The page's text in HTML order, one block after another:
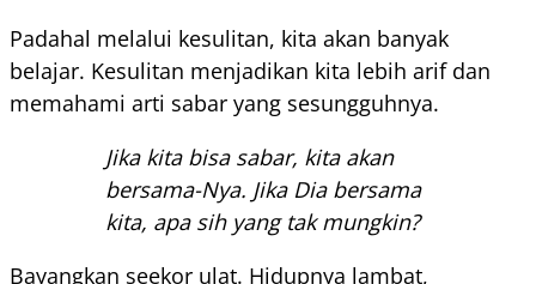
Padahal melalui kesulitan, kita akan banyak
belajar. Kesulitan menjadikan kita lebih arif dan
memahami arti sabar yang sesungguhnya.
Jika kita bisa sabar, kita akan
bersama-Nya. Jika Dia bersama
kita, apa sih yang tak mungkin?
Bayangkan seekor ulat. Hidupnya lambat,